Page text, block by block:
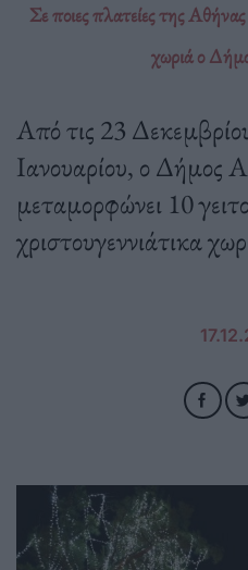
Σε ποιες πλατείες της
χωριά ο
Από τις 23
Ιανουαρίου, ο Δήμος
μεταμορφώνει 10
χριστουγεννιάτικα